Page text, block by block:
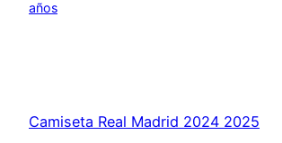
años
Camiseta Real Madrid 2024 2025